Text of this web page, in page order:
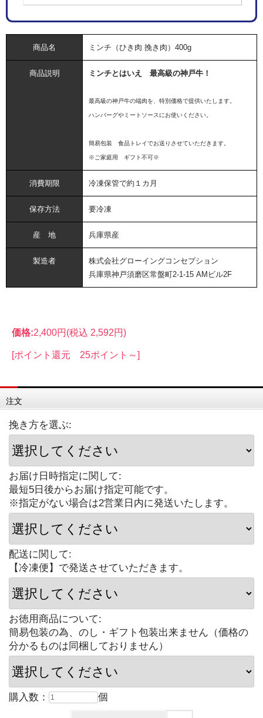
商品名 ミンチ（ひき肉 挽き肉）400g
商品説明 ミンチとはいえ 最高級の神戸牛！
最高級の神戸牛の端肉を、特別価格で提供いたします。
ハンバーグやミートソースにお使いください。
簡易包装 食品トレイでお送りさせていただきます。
※ご家庭用 ギフト不可※
消費期限 冷凍保管で約１カ月
保存方法 要冷凍
産 地 兵庫県産
製造者
株式会社グローイングコンセプション
兵庫県神戸須磨区常盤町2-1-15 AMビル2F
価格:2,400円 (税込 2,592円)
[ポイント還元 25ポイント～]
注文
挽き方を選ぶ:
お届け日時指定に関して:
最短5日後からお届け指定可能です。
※指定がない場合は2営業日内に発送いたします。
配送に関して:
【冷凍便】で発送させていただきます。
お徳用商品について:
簡易包装の為、のし・ギフト包装出来ません（価格の
分かるものは同梱しておりません）
購入数： 個